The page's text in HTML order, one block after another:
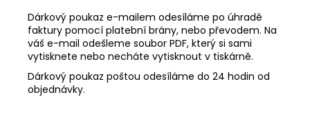
Dárkový poukaz e-mailem odesíláme po úhradě
faktury pomocí platební brány, nebo převodem. Na
váš e-mail odešleme soubor PDF, který si sami
vytisknete nebo necháte vytisknout v tiskárně.
Dárkový poukaz poštou odesíláme do 24 hodin od
objednávky.